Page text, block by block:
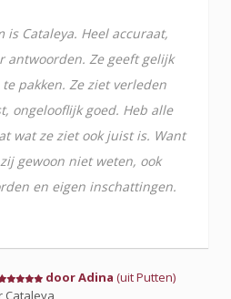
is Cataleya. Heel accuraat,
antwoorden. Ze geeft gelijk
pakken. Ze ziet verleden
ongelooflijk goed. Heb alle
wat ze ziet ook juist is. Want
gewoon niet weten, ook
en eigen inschattingen.
door Adina (uit Putten)
Cataleya